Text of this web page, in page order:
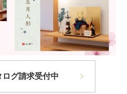
ログ請求受付中